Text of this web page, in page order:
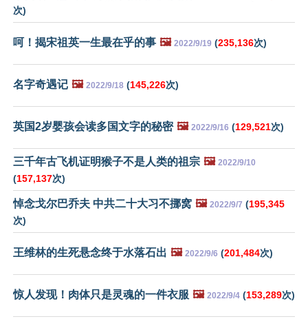
次)
呵！揭宋祖英一生最在乎的事 🖼️ 2022/9/19 (235,136次)
名字奇遇记 🖼️ 2022/9/18 (145,226次)
英国2岁婴孩会读多国文字的秘密 🖼️ 2022/9/16 (129,521次)
三千年古飞机证明猴子不是人类的祖宗 🖼️ 2022/9/10
(157,137次)
悼念戈尔巴乔夫 中共二十大习不挪窝 🖼️ 2022/9/7 (195,345
次)
王维林的生死悬念终于水落石出 🖼️ 2022/9/6 (201,484次)
惊人发现！肉体只是灵魂的一件衣服 🖼️ 2022/9/4 (153,289次)